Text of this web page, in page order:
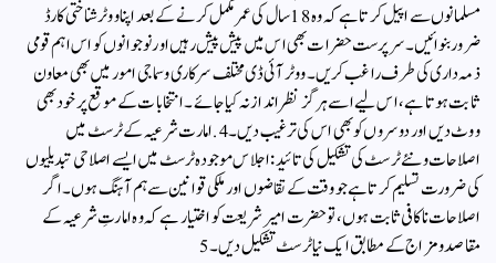
مسلمانوں سے اپیل کرتا ہے کہ وہ 18 سال کی عمر مکمل کرنے کے بعد اپنا ووٹر شناختی کارڈ
ضرور بنوائیں۔ سرپرست حضرات بھی اس میں پیش پیش رہیں اور نوجوانوں کو اس اہم قومی
ذمہ داری کی طرف راغب کریں۔ ووٹر آئی ڈی مختلف سرکاری و سماجی امور میں بھی معاون
ثابت ہوتا ہے، اس لیے اسے ہرگز نظر انداز نہ کیا جائے۔ انتخابات کے موقع پر خود بھی
ووٹ دیں اور دوسروں کو بھی اس کی ترغیب دیں۔4. امارت شرعیہ کے ٹرسٹ میں
اصلاحات و نئے ٹرسٹ کی تشکیل کی تائید: اجلاس موجودہ ٹرسٹ میں ایسے اصلاحی تبدیلیوں
کی ضرورت تسلیم کرتا ہے جو وقت کے تقاضوں اور ملکی قوانین سے ہم آہنگ ہوں۔ اگر
اصلاحات ناکافی ثابت ہوں، تو حضرت امیر شریعت کو اختیار ہے کہ وہ امارتِ شرعیہ کے
مقاصد و مزاج کے مطابق ایک نیا ٹرسٹ تشکیل دیں۔5